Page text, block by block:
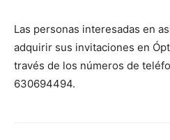
Las personas interesadas en
adquirir sus invitaciones en
través de los números de
630694494.